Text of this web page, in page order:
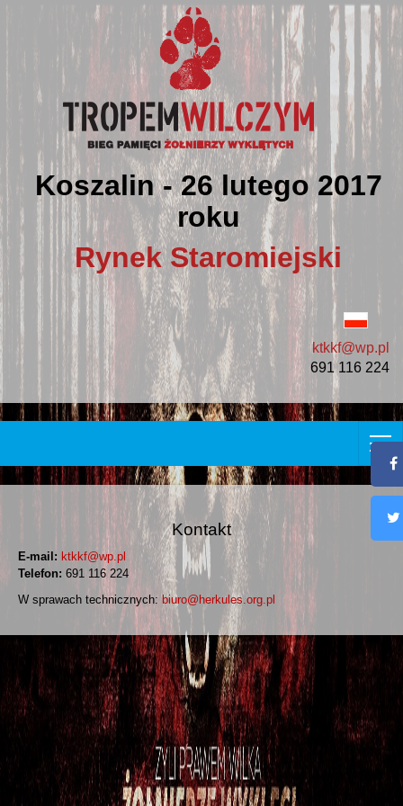
Koszalin - 26 lutego 2017
roku
Rynek Staromiejski
ktkkf@wp.pl
691 116 224
Kontakt
E-mail: ktkkf@wp.pl
Telefon: 691 116 224
W sprawach technicznych:biuro@herkules.org.pl